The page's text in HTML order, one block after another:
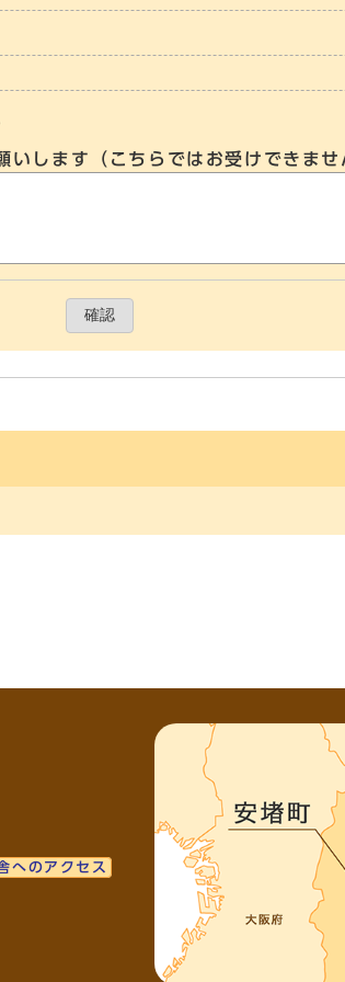
いします（こちらではお受けできま
確認
へのアクセス